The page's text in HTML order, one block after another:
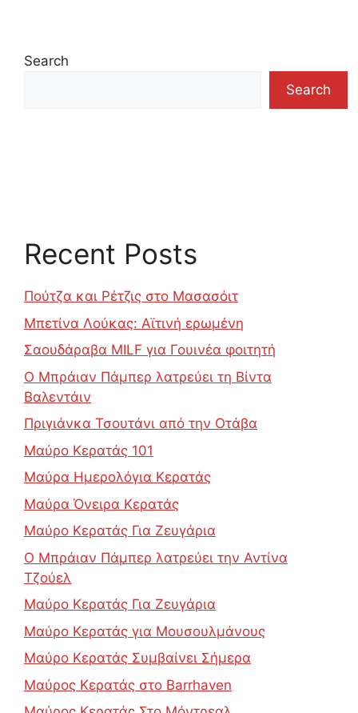
Search
Search
Recent Posts
Πούτζα και Ρέτζις στο Μασασόιτ
Μπετίνα Λούκας: Αϊτινή ερωμένη
Σαουδάραβα MILF για Γουινέα φοιτητή
Ο Μπράιαν Πάμπερ λατρεύει τη Βίντα
Βαλεντάιν
Πριγιάνκα Τσουτάνι από την Οτάβα
Μαύρο Κερατάς 101
Μαύρα Ημερολόγια Κερατάς
Μαύρα Όνειρα Κερατάς
Μαύρο Κερατάς Για Ζευγάρια
Ο Μπράιαν Πάμπερ λατρεύει την Αντίνα
Τζούελ
Μαύρο Κερατάς Για Ζευγάρια
Μαύρο Κερατάς για Μουσουλμάνους
Μαύρο Κερατάς Συμβαίνει Σήμερα
Μαύρος Κερατάς στο Barrhaven